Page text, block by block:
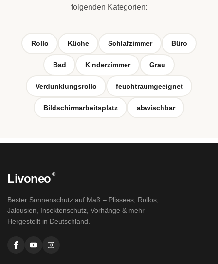
folgenden Kategorien:
Rollo Küche Schlafzimmer Büro
Bad Kinderzimmer Grau
Verdunklungsrollo feuchtraumgeeignet
Bildschirmarbeitsplatz abwischbar
Livoneo ®
Bester Sonnenschutz auf Maß – Plissees, Rollos,
Jalousien, Insektenschutz, Vorhänge & mehr.
Hergestellt in Deutschland.